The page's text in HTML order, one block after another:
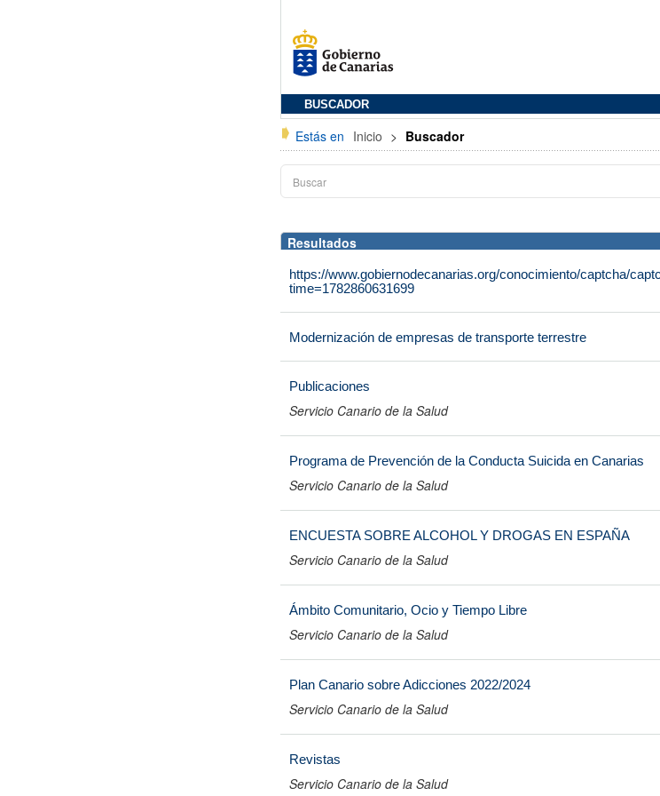
BUSCADOR
Estás en Inicio > Buscador
Resultados
https://www.gobiernodecanarias.org/conocimiento/captcha/
time=1782860631699
Modernización de empresas de transporte terrestre
Publicaciones
Servicio Canario de la Salud
Programa de Prevención de la Conducta Suicida en Canarias
Servicio Canario de la Salud
ENCUESTA SOBRE ALCOHOL Y DROGAS EN ESPAÑA
Servicio Canario de la Salud
Ámbito Comunitario, Ocio y Tiempo Libre
Servicio Canario de la Salud
Plan Canario sobre Adicciones 2022/2024
Servicio Canario de la Salud
Revistas
Servicio Canario de la Salud